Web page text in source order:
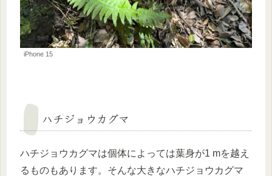
iPhone 15
ハチジョウカグマ
ハチジョウカグマは個体によっては葉身が1 mを越え
るものもあります。そんな大きなハチジョウカグマ